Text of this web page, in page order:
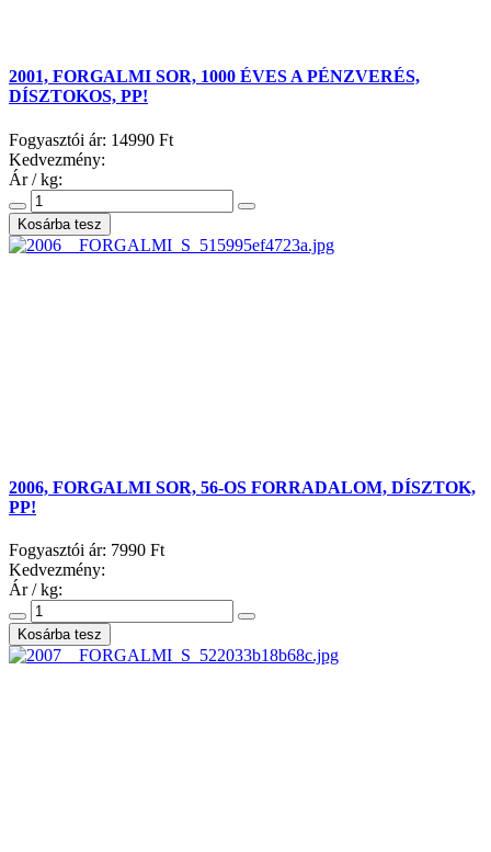
2001, FORGALMI SOR, 1000 ÉVES A PÉNZVERÉS,
DÍSZTOKOS, PP!
Fogyasztói ár: 14990 Ft
Kedvezmény:
Ár / kg:
2006, FORGALMI SOR, 56-OS FORRADALOM, DÍSZTOK,
PP!
Fogyasztói ár: 7990 Ft
Kedvezmény:
Ár / kg: